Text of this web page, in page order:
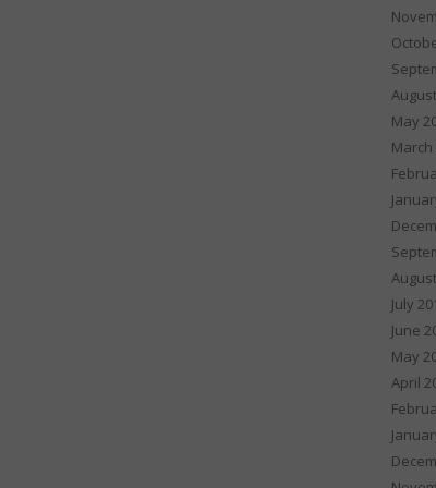
May
March
July
June
May
April